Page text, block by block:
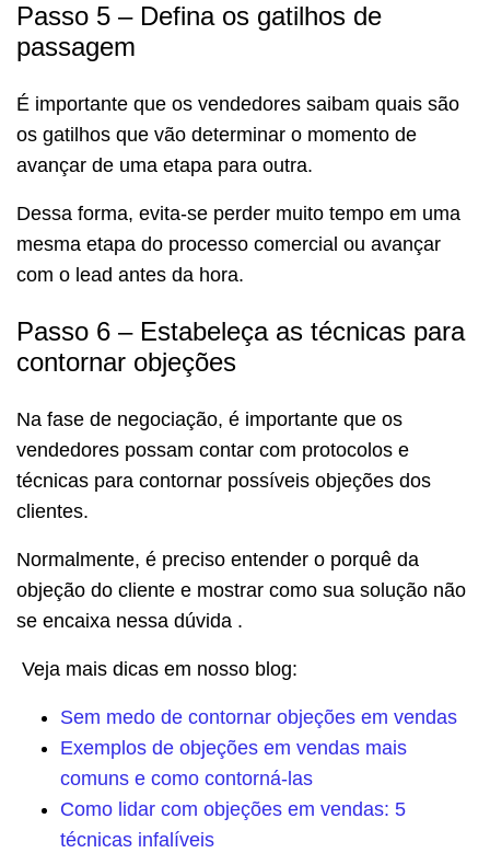
Passo 5 – Defina os gatilhos de
passagem
É importante que os vendedores saibam quais são
os gatilhos que vão determinar o momento de
avançar de uma etapa para outra.
Dessa forma, evita-se perder muito tempo em uma
mesma etapa do processo comercial ou avançar
com o lead antes da hora.
Passo 6 – Estabeleça as técnicas para
contornar objeções
Na fase de negociação, é importante que os
vendedores possam contar com protocolos e
técnicas para contornar possíveis objeções dos
clientes.
Normalmente, é preciso entender o porquê da
objeção do cliente e mostrar como sua solução não
se encaixa nessa dúvida .
Veja mais dicas em nosso blog:
Sem medo de contornar objeções em vendas
Exemplos de objeções em vendas mais
comuns e como contorná-las
Como lidar com objeções em vendas: 5
técnicas infalíveis